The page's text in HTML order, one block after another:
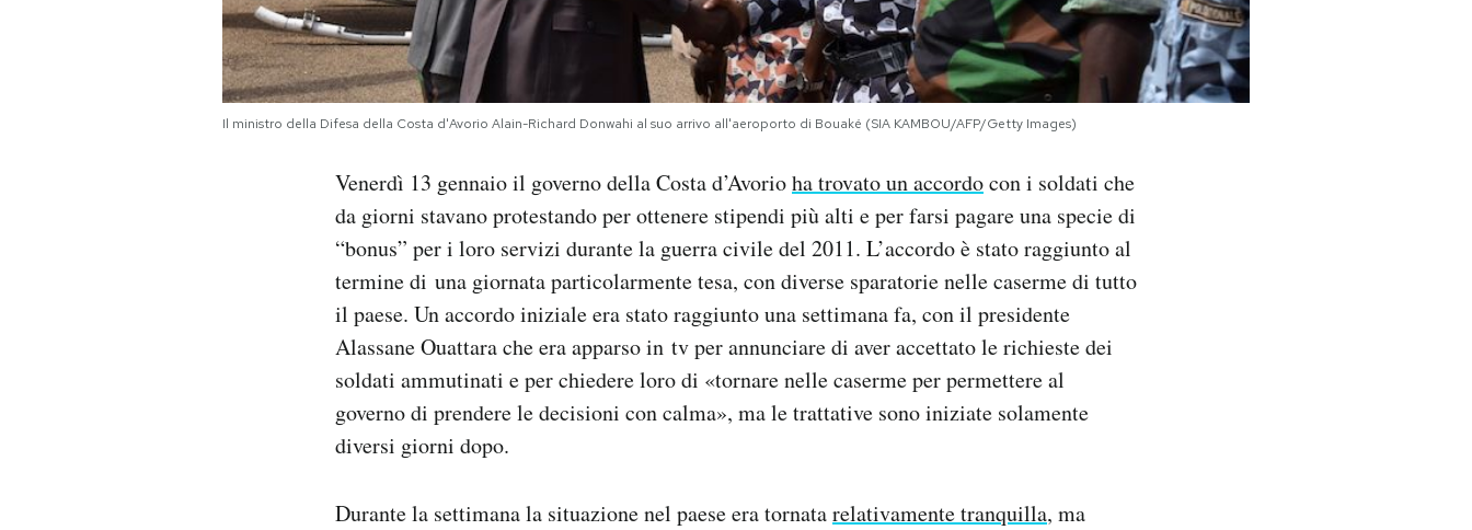
AREA PERSONALE
Il ministro della Difesa della Costa d'Avorio Alain-Richard Donwahi al suo arrivo all'aeroporto di Bouaké (SIA KAMBOU/AFP/Getty Images)
Venerdì 13 gennaio il governo della Costa d’Avorioha trovato un accordocon i soldati che
da giorni stavano protestando per ottenere stipendi più alti e per farsi pagare una specie di
“bonus” per i loro servizi durante la guerra civile del 2011. L’accordo è stato raggiunto al
termine di una giornata particolarmente tesa, con diverse sparatorie nelle caserme di tutto
il paese. Un accordo iniziale era stato raggiunto una settimana fa, con il presidente
Alassane Ouattara che era apparso in tv per annunciare di aver accettato le richieste dei
soldati ammutinati e per chiedere loro di «tornare nelle caserme per permettere al
governo di prendere le decisioni con calma», ma le trattative sono iniziate solamente
diversi giorni dopo.
Durante la settimana la situazione nel paese era tornatarelativamente tranquilla, ma